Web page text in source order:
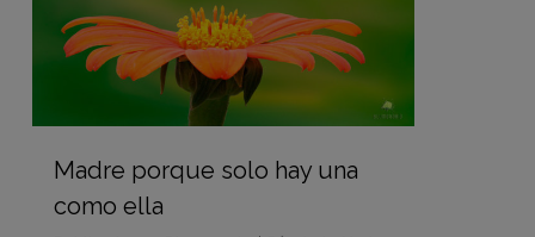
Madre porque solo hay una
como ella